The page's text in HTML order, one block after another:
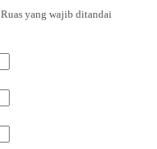
Ruas yang wajib ditandai